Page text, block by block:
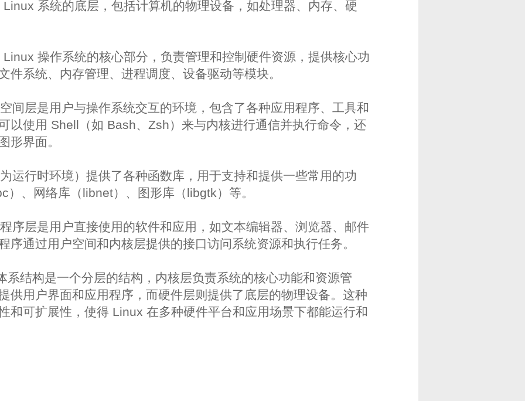
系统的底层，包括计算机的物理设备，如处理器、内存、硬
操作系统的核心部分，负责管理和控制硬件资源，提供核心功
件系统、内存管理、进程调度、设备驱动等模块。
间层是用户与操作系统交互的环境，包含了各种应用程序、工具和
以使用 Shell（如 Bash、Zsh）来与内核进行通信并执行命令，还
形界面。
运行时环境）提供了各种函数库，用于支持和提供一些常用的功
）、网络库（libnet）、图形库（libgtk）等。
序层是用户直接使用的软件和应用，如文本编辑器、浏览器、邮件
序通过用户空间和内核层提供的接口访问系统资源和执行任务。
系结构是一个分层的结构，内核层负责系统的核心功能和资源管
供用户界面和应用程序，而硬件层则提供了底层的物理设备。这种
和可扩展性，使得 Linux 在多种硬件平台和应用场景下都能运行和